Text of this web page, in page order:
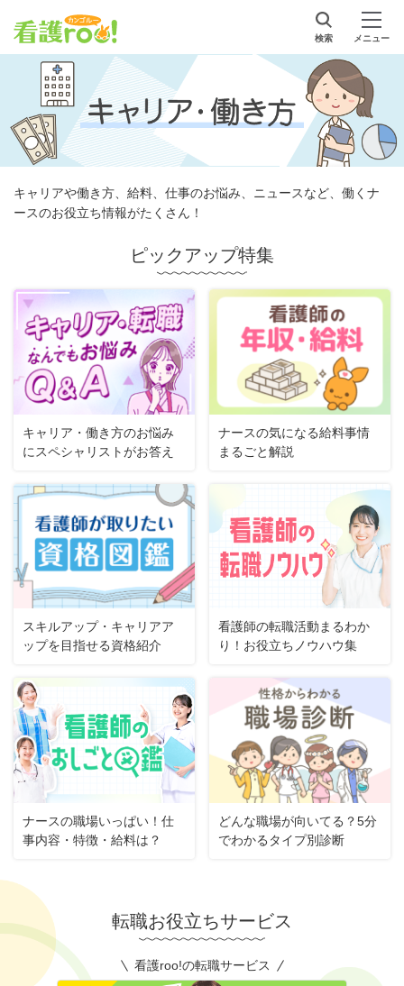
検索 メニュー
キャリアや働き方、給料、仕事のお悩み、ニュースなど、働くナ
ースのお役立ち情報がたくさん！
ピックアップ特集
キャリア・働き方のお悩み
にスペシャリストがお答え
ナースの気になる給料事情
まるごと解説
スキルアップ・キャリアア
ップを目指せる資格紹介
看護師の転職活動まるわか
り！お役立ちノウハウ集
ナースの職場いっぱい！仕
事内容・特徴・給料は？
どんな職場が向いてる？5分
でわかるタイプ別診断
転職お役立ちサービス
看護roo!の転職サービス